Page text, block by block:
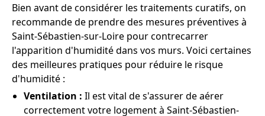
Bien avant de considérer les traitements curatifs, on
recommande de prendre des mesures préventives à
Saint-Sébastien-sur-Loire pour contrecarrer
l'apparition d'humidité dans vos murs. Voici certaines
des meilleures pratiques pour réduire le risque
d'humidité :
Ventilation : Il est vital de s'assurer de aérer
correctement votre logement à Saint-Sébastien-